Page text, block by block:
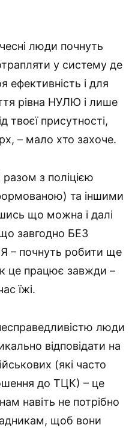
чесні люди почнуть
у систему де
ефективність і для
рівна НУЛЮ і лише
твоєї присутності,
– мало хто захоче.
з поліцією
та іншими
що можна і далі
завгодно БЕЗ
почнуть робити ще
це працює завжди –
їжі.
люди
відповідати на
(які часто
до ТЦК) – це
навіть не потрібно
щоб вони